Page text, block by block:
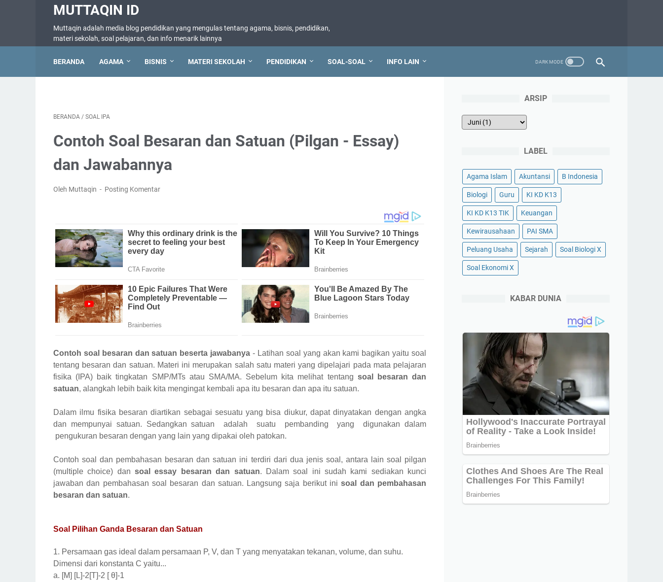
MUTTAQIN ID
Muttaqin adalah media blog pendidikan yang mengulas tentang agama, bisnis, pendidikan,
materi sekolah, soal pelajaran, dan info menarik lainnya
BERANDA AGAMA BISNIS MATERI SEKOLAH PENDIDIKAN SOAL-SOAL INFO LAIN
BERANDA / SOAL IPA
Contoh Soal Besaran dan Satuan (Pilgan - Essay)
dan Jawabannya
Oleh Muttaqin Posting Komentar
Contoh soal besaran dan satuan beserta jawabanya - Latihan soal yang akan kami bagikan yaitu soal
tentang besaran dan satuan. Materi ini merupakan salah satu materi yang dipelajari pada mata pelajaran
fisika (IPA) baik tingkatan SMP/MTs atau SMA/MA. Sebelum kita melihat tentang soal besaran dan
satuan, alangkah lebih baik kita mengingat kembali apa itu besaran dan apa itu satuan.
Dalam ilmu fisika besaran diartikan sebagai sesuatu yang bisa diukur, dapat dinyatakan dengan angka
dan mempunyai satuan. Sedangkan satuan adalah suatu pembanding yang digunakan dalam
pengukuran besaran dengan yang lain yang dipakai oleh patokan.
Contoh soal dan pembahasan besaran dan satuan ini terdiri dari dua jenis soal, antara lain soal pilgan
(multiple choice) dansoal essay besaran dan satuan. Dalam soal ini sudah kami sediakan kunci
jawaban dan pembahasan soal besaran dan satuan. Langsung saja berikut inisoal dan pembahasan
besaran dan satuan.
Soal Pilihan Ganda Besaran dan Satuan
1. Persamaan gas ideal dalam persamaan P, V, dan T yang menyatakan tekanan, volume, dan suhu.
Dimensi dari konstanta C yaitu...
a. [M] [L]-2[T]-2 [ θ]-1
ARSIP
LABEL
Agama Islam Akuntansi B Indonesia
Biologi Guru KI KD K13
KI KD K13 TIK Keuangan
Kewirausahaan PAI SMA
Peluang Usaha Sejarah Soal Biologi X
Soal Ekonomi X
KABAR DUNIA